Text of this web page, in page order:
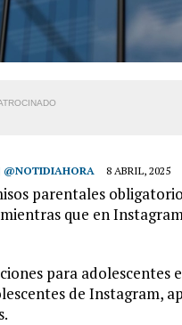
@NOTIDIAHORA 8 ABRIL, 2025
parentales
que en
para adolescentes
de Instagram,